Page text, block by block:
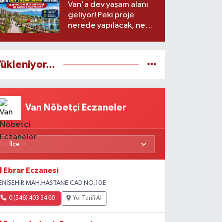
Van'a dev yaşam alanı
geliyor! Peki proje
nerede yapılacak, ne
Van Nöbetçi Eczaneler
Ebrar Eczanesi
MAH.HASTANE CAD.NO:10E
0 (546) 403 34 69 Yol Tarifi Al